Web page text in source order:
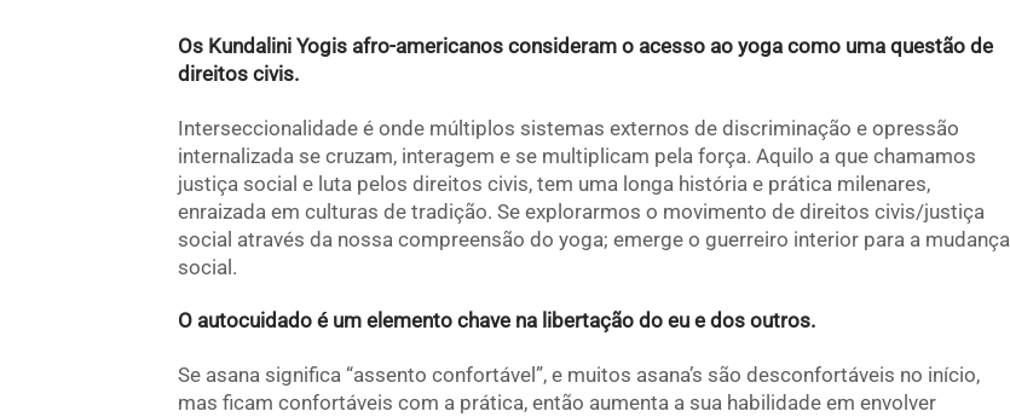
Os Kundalini Yogis afro-americanos consideram o acesso ao yoga como uma questão de
direitos civis.
Interseccionalidade é onde múltiplos sistemas externos de discriminação e opressão
internalizada se cruzam, interagem e se multiplicam pela força. Aquilo a que chamamos
justiça social e luta pelos direitos civis, tem uma longa história e prática milenares,
enraizada em culturas de tradição. Se explorarmos o movimento de direitos civis/justiça
social através da nossa compreensão do yoga; emerge o guerreiro interior para a mudança
social.
O autocuidado é um elemento chave na libertação do eu e dos outros.
Se asana significa “assento confortável”, e muitos asana’s são desconfortáveis no início,
mas ficam confortáveis com a prática, então aumenta a sua habilidade em envolver